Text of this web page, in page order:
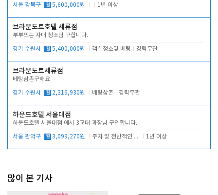
서울 강북구 월 5,600,000원 1년 이상
브라운도트호텔 세류점
부부또는 자매 청소팀 구합니다.
경기 수원시 월 5,400,000원 객실청소및 베팅 경력무관
브라운도트세류점
베팅삼촌구해요
경기 수원시 월 2,316,930원 베팅삼촌 경력무관
하운드호텔 서울대점
하운드호텔 서울대점 에서 3교대 과장님 구인합니다.
서울 관악구 월 3,099,270원 주차 및 전반적인 당번업무 1년 이상
많이 본 기사